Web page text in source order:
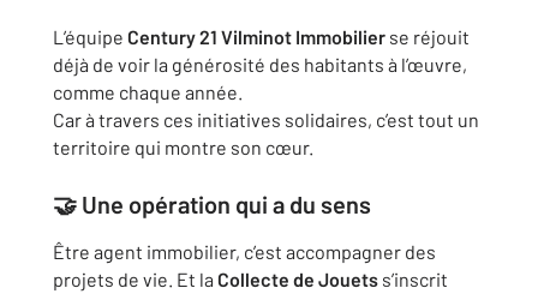
L’équipe Century 21 Vilminot Immobilier se réjouit
déjà de voir la générosité des habitants à l’œuvre,
comme chaque année.
Car à travers ces initiatives solidaires, c’est tout un
territoire qui montre son cœur.
🤝 Une opération qui a du sens
Être agent immobilier, c’est accompagner des
projets de vie. Et la Collecte de Jouets s’inscrit